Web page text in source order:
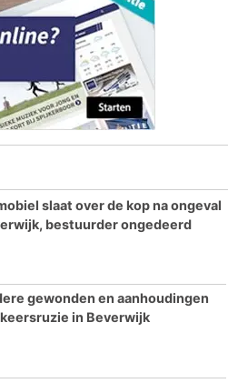
slaat over de kop na ongeval
bestuurder ongedeerd
gewonden en aanhoudingen
in Beverwijk